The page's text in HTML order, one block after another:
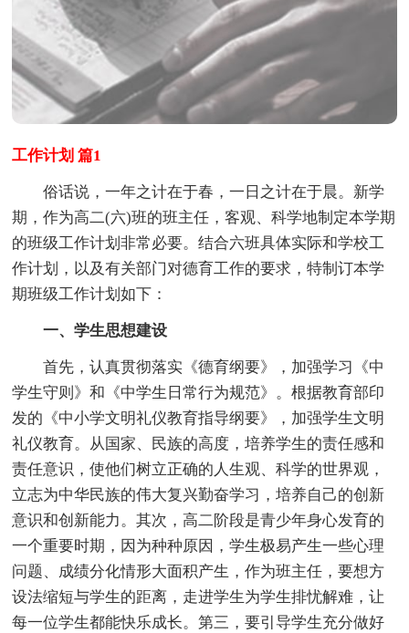
工作计划 篇1
俗话说，一年之计在于春，一日之计在于晨。新学
期，作为高二(六)班的班主任，客观、科学地制定本学期
的班级工作计划非常必要。结合六班具体实际和学校工
作计划，以及有关部门对德育工作的要求，特制订本学
期班级工作计划如下：
一、学生思想建设
首先，认真贯彻落实《德育纲要》，加强学习《中
学生守则》和《中学生日常行为规范》。根据教育部印
发的《中小学文明礼仪教育指导纲要》，加强学生文明
礼仪教育。从国家、民族的高度，培养学生的责任感和
责任意识，使他们树立正确的人生观、科学的世界观，
立志为中华民族的伟大复兴勤奋学习，培养自己的创新
意识和创新能力。其次，高二阶段是青少年身心发育的
一个重要时期，因为种种原因，学生极易产生一些心理
问题、成绩分化情形大面积产生，作为班主任，要想方
设法缩短与学生的距离，走进学生为学生排忧解难，让
每一位学生都能快乐成长。第三，要引导学生充分做好